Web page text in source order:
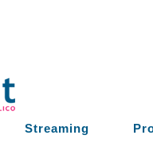
Streaming